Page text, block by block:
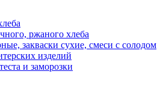
ржаного хлеба
закваски сухие, смеси с солодом
изделий
и заморозки